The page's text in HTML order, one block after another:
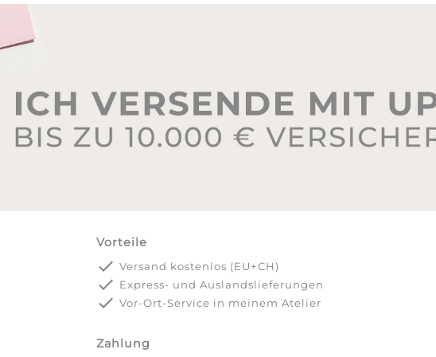
Vorteile
done Versand kostenlos (EU+CH)
done Express- und Auslandslieferungen
done Vor-Ort-Service in meinem Atelier
Zahlung